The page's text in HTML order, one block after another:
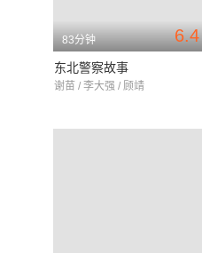
6.4
83分钟
东北警察故事
谢苗 / 李大强 / 顾靖